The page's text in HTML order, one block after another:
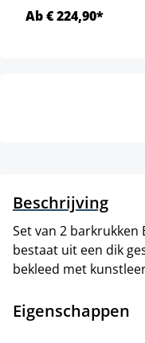
Ab € 224,90*
Beschrijving
Set van 2 barkrukken
bestaat uit een dik
bekleed met
Eigenschappen